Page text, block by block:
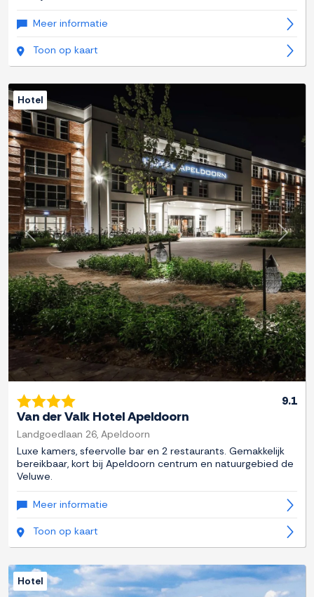
Meer informatie
Toon op kaart
Previous Next
Hotel
9.1
Van der Valk Hotel Apeldoorn
Landgoedlaan 26, Apeldoorn
Luxe kamers, sfeervolle bar en 2 restaurants. Gemakkelijk
bereikbaar, kort bij Apeldoorn centrum en natuurgebied de
Veluwe.
Meer informatie
Toon op kaart
Hotel